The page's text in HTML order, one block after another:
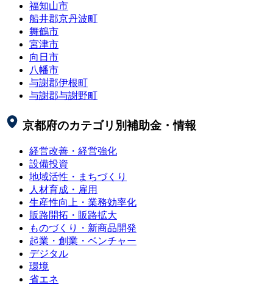
福知山市
船井郡京丹波町
舞鶴市
宮津市
向日市
八幡市
与謝郡伊根町
与謝郡与謝野町
京都府のカテゴリ別補助金・情報
経営改善・経営強化
設備投資
地域活性・まちづくり
人材育成・雇用
生産性向上・業務効率化
販路開拓・販路拡大
ものづくり・新商品開発
起業・創業・ベンチャー
デジタル
環境
省エネ